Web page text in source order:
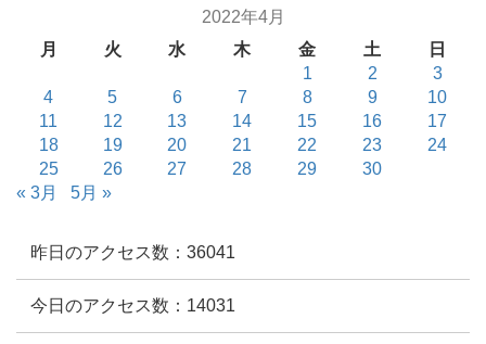
2022年4月
月
火 水 木 金 土
日
1
2
3
4
5 6 7 8 9
10
11
12 13 14 15 16
17
18
19 20 21 22 23
24
25
26 27 28 29
30
« 3月
5月 »
昨日のアクセス数：36041
今日のアクセス数：14031